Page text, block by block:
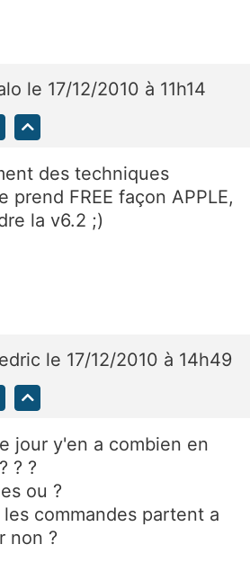
le 17/12/2010 à 11h14
des techniques
prend FREE façon APPLE,
la v6.2 ;)
le 17/12/2010 à 14h49
jour y'en a combien en
? ?
ou ?
commandes partent a
non ?